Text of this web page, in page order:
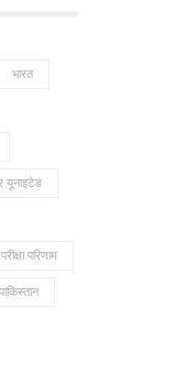
भारत
यूनाइटेड
परीक्षा परिणाम
पाकिस्तान